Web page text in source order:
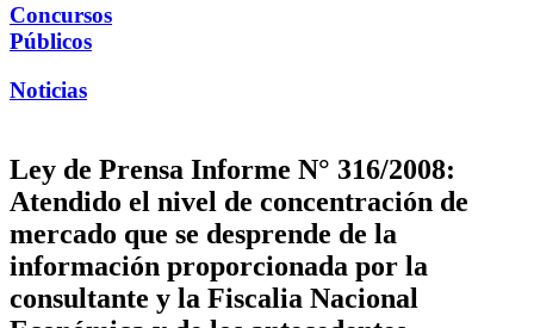
Concursos
Públicos
Noticias
Ley de Prensa Informe N° 316/2008:
Atendido el nivel de concentración de
mercado que se desprende de la
información proporcionada por la
consultante y la Fiscalia Nacional